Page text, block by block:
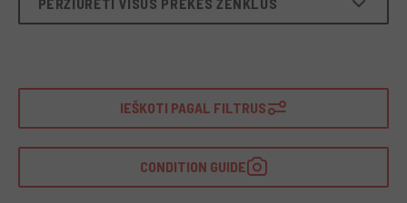
IEŠKOTI PAGAL FILTRUS
CONDITION GUIDE